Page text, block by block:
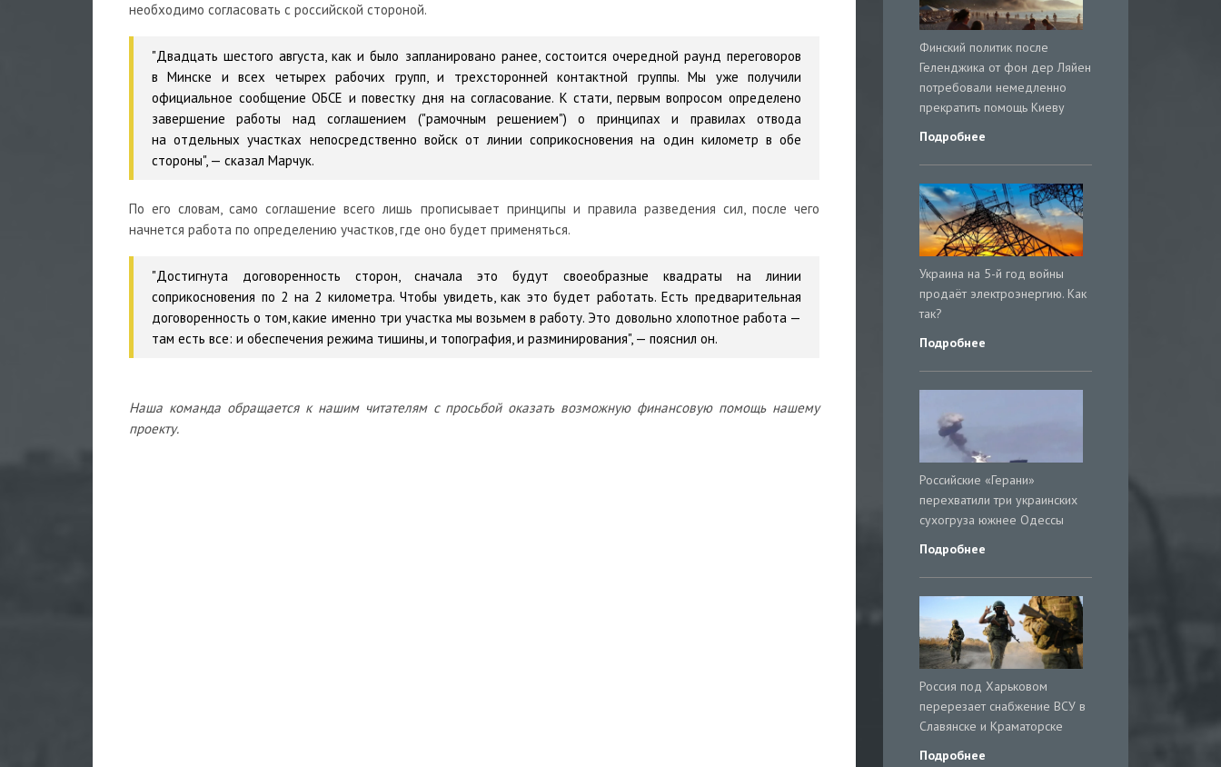
необходимо согласовать с российской стороной.
"Двадцать шестого августа, как и было запланировано ранее, состоится очередной раунд переговоров
в Минске и всех четырех рабочих групп, и трехсторонней контактной группы. Мы уже получили
официальное сообщение ОБСЕ и повестку дня на согласование. К стати, первым вопросом определено
завершение работы над соглашением ("рамочным решением") о принципах и правилах отвода
на отдельных участках непосредственно войск от линии соприкосновения на один километр в обе
стороны", — сказал Марчук.
По его словам, само соглашение всего лишь прописывает принципы и правила разведения сил, после чего
начнется работа по определению участков, где оно будет применяться.
"Достигнута договоренность сторон, сначала это будут своеобразные квадраты на линии
соприкосновения по 2 на 2 километра. Чтобы увидеть, как это будет работать. Есть предварительная
договоренность о том, какие именно три участка мы возьмем в работу. Это довольно хлопотное работа —
там есть все: и обеспечения режима тишины, и топография, и разминирования", — пояснил он.
Наша команда обращается к нашим читателям с просьбой оказать возможную финансовую помощь нашему
проекту.
Финский политик после
Геленджика от фон дер Ляйен
потребовали немедленно
прекратить помощь Киеву
Подробнее
Украина на 5-й год войны
продаёт электроэнергию. Как
так?
Подробнее
Российские «Герани»
перехватили три украинских
сухогруза южнее Одессы
Подробнее
Россия под Харьковом
перерезает снабжение ВСУ в
Славянске и Краматорске
Подробнее